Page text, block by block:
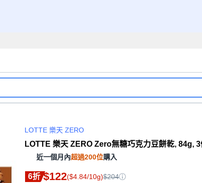
LOTTE 樂天 ZERO
LOTTE 樂天 ZERO Zero無糖巧克力豆餅乾, 84g, 3
近一個月內超過200位購入
6折 $122($4.84/10g)$204